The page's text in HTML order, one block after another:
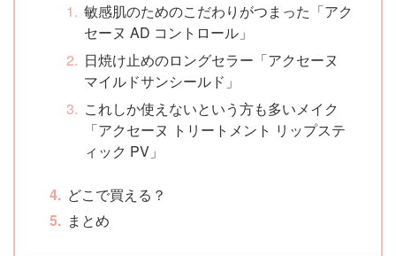
敏感肌のためのこだわりがつまった「アク
セーヌ AD コントロール」
日焼け止めのロングセラー「アクセーヌ
マイルドサンシールド」
これしか使えないという方も多いメイク
「アクセーヌ トリートメント リップステ
ィック PV」
どこで買える？
まとめ